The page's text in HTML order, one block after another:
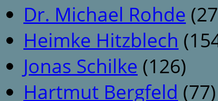
Dr. Michael Rohde
Heimke Hitzblech
Jonas Schilke (126)
Hartmut Bergfeld (77)